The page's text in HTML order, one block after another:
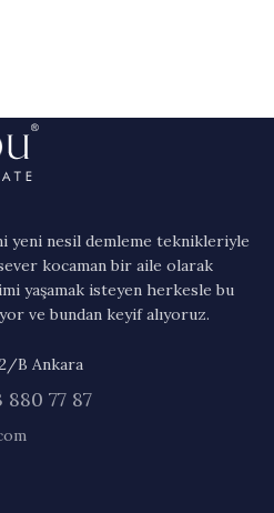
yeni nesil demleme teknikleriyle
kocaman bir aile olarak
yaşamak isteyen herkesle bu
ve bundan keyif alıyoruz.
2/B Ankara
880 77 87